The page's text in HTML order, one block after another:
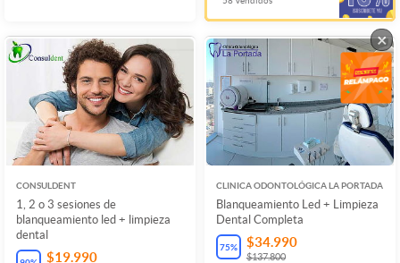
CONSULDENT
1, 2 o 3 sesiones de
blanqueamiento led + limpieza
dental
$19.990
CLINICA ODONTOLÓGICA LA PORTADA
Blanqueamiento Led + Limpieza
Dental Completa
75% $34.990
$137.800
×